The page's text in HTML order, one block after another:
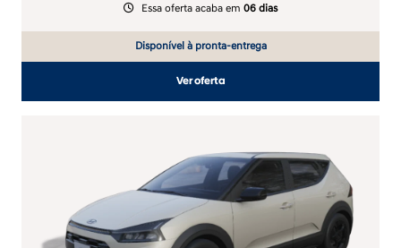
Essa oferta acaba em 06 dias
Disponível à pronta-entrega
Ver oferta